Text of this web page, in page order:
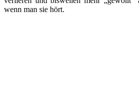
wenn man sie hört.